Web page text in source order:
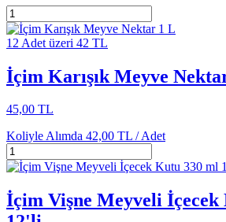
12 Adet üzeri 42 TL
İçim Karışık Meyve
45,00 TL
Koliyle Alımda 42,00 TL /Adet
İçim Vişne Meyveli İçecek